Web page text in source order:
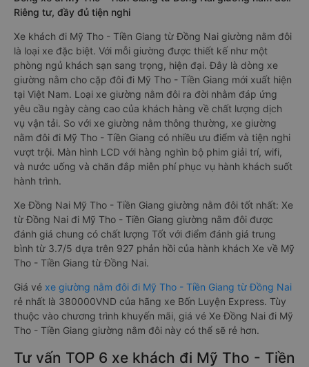
Riêng tư, đầy đủ tiện nghi
Xe khách đi Mỹ Tho - Tiền Giang từ Đồng Nai giường nằm đôi
là loại xe đặc biệt. Với mỗi giường được thiết kế như một
phòng ngủ khách sạn sang trọng, hiện đại. Đây là dòng xe
giường nằm cho cặp đôi đi Mỹ Tho - Tiền Giang mới xuất hiện
tại Việt Nam. Loại xe giường nằm đôi ra đời nhằm đáp ứng
yêu cầu ngày càng cao của khách hàng về chất lượng dịch
vụ vận tải. So với xe giường nằm thông thường, xe giường
nằm đôi đi Mỹ Tho - Tiền Giang có nhiều ưu điểm và tiện nghi
vượt trội. Màn hình LCD với hàng nghìn bộ phim giải trí, wifi,
và nước uống và chăn đắp miễn phí phục vụ hành khách suốt
hành trình.
Xe Đồng Nai Mỹ Tho - Tiền Giang giường nằm đôi tốt nhất: Xe
từ Đồng Nai đi Mỹ Tho - Tiền Giang giường nằm đôi được
đánh giá chung có chất lượng Tốt với điểm đánh giá trung
bình từ 3.7/5 dựa trên 927 phản hồi của hành khách Xe về Mỹ
Tho - Tiền Giang từ Đồng Nai.
Giá vé xe giường nằm đôi đi Mỹ Tho - Tiền Giang từ Đồng Nai
rẻ nhất là 380000VND của hãng xe Bốn Luyện Express. Tùy
thuộc vào chương trình khuyến mãi, giá vé Xe Đồng Nai đi Mỹ
Tho - Tiền Giang giường nằm đôi này có thể sẽ rẻ hơn.
Tư vấn TOP 6 xe khách đi Mỹ Tho - Tiền